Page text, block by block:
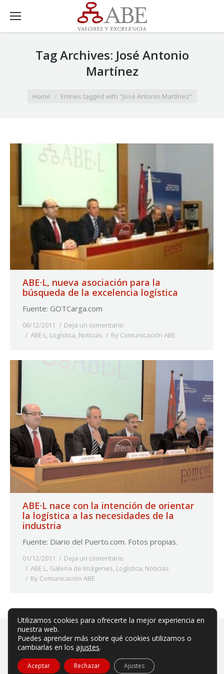
Tag Archives: José Antonio
Martínez
Home Entries tagged with "José Antonio Martínez"
ABE·L, nueva asociación para la
búsqueda de la excelencia logística
Fuente: GOTCarga.com
06/12/2011
Deja un comentario
ABE·L, Logística, Noticias By Comunicación ABE
ABE·L nace con la intención de orientar
la logística a las necesidades de la
industria
Fuente: Diario del Puerto.com. Fotos propias.
01/12/2011
Deja un comentario
ABE·L, Galeria de Imágenes, Logística, Noticias
By Comunicación ABE
ABE es una asociación privada sin ánimo de lucro.
Utilizamos cookies para ofrecerte la mejor experiencia en
nuestra web.
Puedes aprender más sobre qué cookies utilizamos o
cambiarlas en los ajustes.
Aceptar Rechazar Ajustes